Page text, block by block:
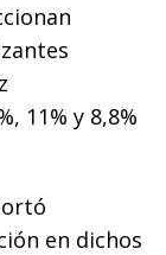
11% y 8,8%
en dichos